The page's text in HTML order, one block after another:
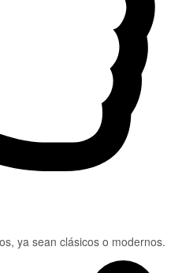
ya sean clásicos o modernos.